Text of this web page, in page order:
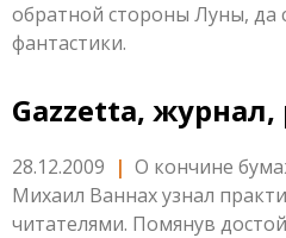
обратной стороны Луны, да
фантастики.
Gazzetta,
28.12.2009 | О кончине
Михаил Ваннах узнал
читателями. Помянув